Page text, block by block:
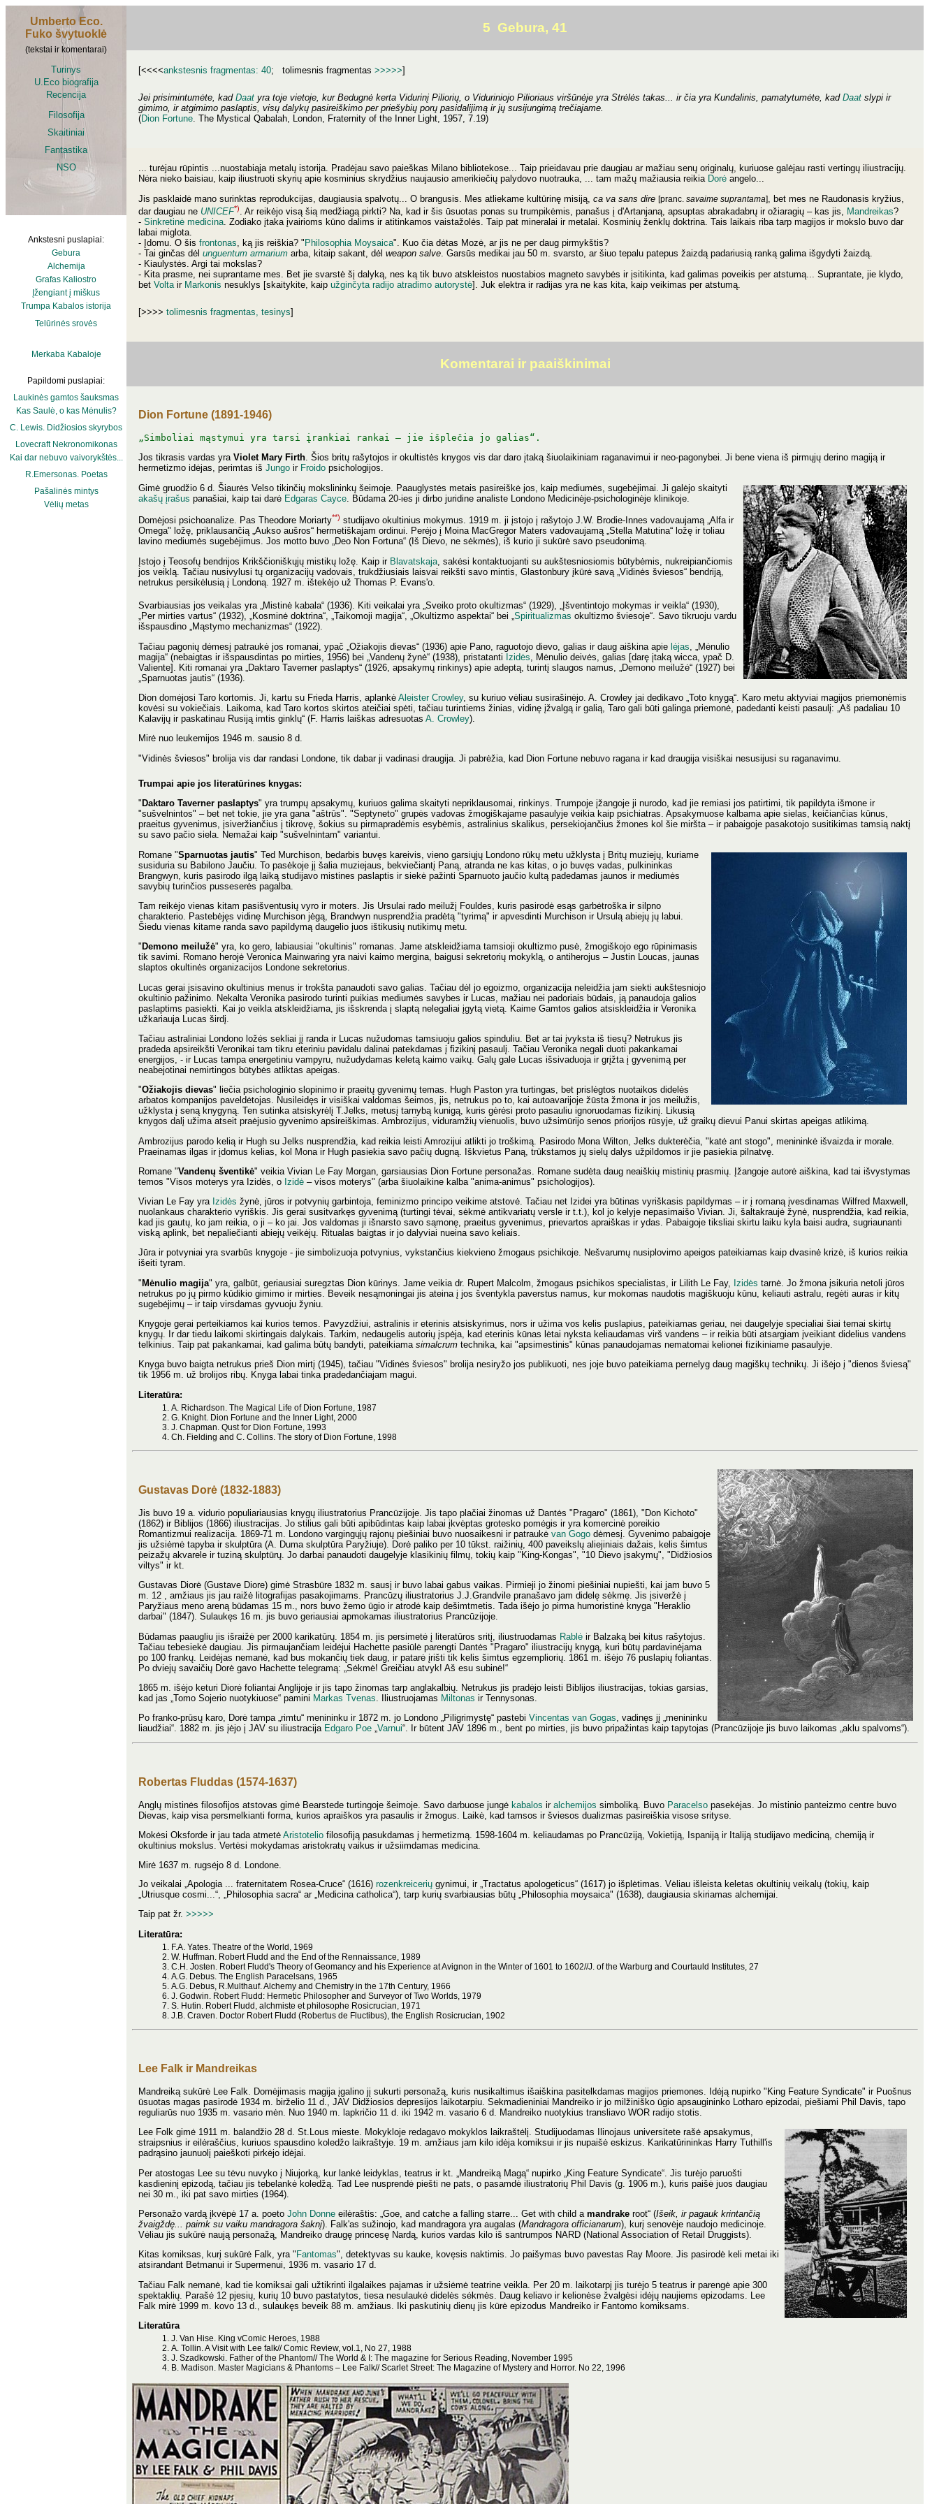
Umberto Eco.
Fuko švytuoklė
(tekstai ir komentarai)
Turinys
U.Eco biografija
Recencija
Filosofija
Skaitiniai
Fantastika
NSO
Ankstesni puslapiai:
Gebura
Alchemija
Grafas Kaliostro
Įžengiant į miškus
Trumpa Kabalos istorija
Telūrinės srovės
Merkaba Kabaloje
Papildomi puslapiai:
Laukinės gamtos šauksmas
Kas Saulė, o kas Mėnulis?
C. Lewis. Didžiosios skyrybos
Lovecraft Nekronomikonas
Kai dar nebuvo vaivorykštės...
R.Emersonas. Poetas
Pašalinės mintys
Vėlių metas
5 Gebura, 41
[<<<<ankstesnis fragmentas: 40; tolimesnis fragmentas >>>>>]
Jei prisimintumėte, kad Daat yra toje vietoje, kur Bedugnė kerta Vidurinį Piliorių, o Viduriniojo Pilioriaus viršūnėje yra Strėlės takas... ir čia yra Kundalinis, pamatytumėte, kad Daat slypi ir
gimimo, ir atgimimo paslaptis, visų dalykų pasireiškimo per priešybių porų pasidalijimą ir jų susijungimą trečiajame.
(Dion Fortune. The Mystical Qabalah, London, Fraternity of the Inner Light, 1957, 7.19)
... turėjau rūpintis ...nuostabiąja metalų istorija. Pradėjau savo paieškas Milano bibliotekose... Taip prieidavau prie daugiau ar mažiau senų originalų, kuriuose galėjau rasti vertingų iliustracijų.
Nėra nieko baisiau, kaip iliustruoti skyrių apie kosminius skrydžius naujausio amerikiečių palydovo nuotrauka, ... tam mažų mažiausia reikia Dorė angelo...
Jis pasklaidė mano surinktas reprodukcijas, daugiausia spalvotų... O brangusis. Mes atliekame kultūrinę misiją, ca va sans dire [pranc. savaime suprantama] , bet mes ne Raudonasis kryžius,
dar daugiau ne UNICEF*) . Ar reikėjo visą šią medžiagą pirkti? Na, kad ir šis ūsuotas ponas su trumpikėmis, panašus į d'Artanjaną, apsuptas abrakadabrų ir ožiaragių – kas jis, Mandreikas?
- Sinkretinė medicina . Zodiako įtaka įvairioms kūno dalims ir atitinkamos vaistažolės. Taip pat mineralai ir metalai. Kosminių ženklų doktrina. Tais laikais riba tarp magijos ir mokslo buvo dar
labai miglota.
- Įdomu. O šis frontonas , ką jis reiškia? " Philosophia Moysaica". Kuo čia dėtas Mozė, ar jis ne per daug pirmykštis?
- Tai ginčas dėl unguentum armarium arba, kitaip sakant, dėl weapon salve . Garsūs medikai jau 50 m. svarsto, ar šiuo tepalu patepus žaizdą padariusią ranką galima išgydyti žaizdą.
- Kiaulystės. Argi tai mokslas?
- Kita prasme, nei suprantame mes. Bet jie svarstė šį dalyką, nes ką tik buvo atskleistos nuostabios magneto savybės ir įsitikinta, kad galimas poveikis per atstumą... Suprantate, jie klydo,
bet Volta ir Markonis nesuklys [skaitykite, kaip užginčyta radijo atradimo autorystė]. Juk elektra ir radijas yra ne kas kita, kaip veikimas per atstumą.
[>>>> tolimesnis fragmentas, tesinys]
Komentarai ir paaiškinimai
Dion Fortune (1891-1946)
„Simboliai mąstymui yra tarsi įrankiai rankai – jie išplečia jo galias“.
Jos tikrasis vardas yra Violet Mary Firth. Šios britų rašytojos ir okultistės knygos vis dar daro įtaką šiuolaikiniam raganavimui ir neo-pagonybei. Ji bene viena iš pirmųjų derino magiją ir
hermetizmo idėjas, perimtas iš Jungo ir Froido psichologijos.
Gimė gruodžio 6 d. Šiaurės Velso tikinčių mokslininkų šeimoje. Paauglystės metais pasireiškė jos, kaip mediumės, sugebėjimai. Ji galėjo skaityti
akašų įrašus panašiai, kaip tai darė Edgaras Cayce . Būdama 20-ies ji dirbo juridine analiste Londono Medicinėje-psichologinėje klinikoje.
Domėjosi psichoanalize. Pas Theodore Moriarty**) studijavo okultinius mokymus. 1919 m. ji įstojo į rašytojo J.W. Brodie-Innes vadovaujamą „Alfa ir
Omega" ložę, priklausančią „Aukso aušros“ hermetiškajam ordinui. Perėjo į Moina MacGregor Maters vadovaujamą „Stella Matutina“ ložę ir toliau
lavino mediumės sugebėjimus. Jos motto buvo „Deo Non Fortuna“ (Iš Dievo, ne sėkmės), iš kurio ji sukūrė savo pseudonimą.
Įstojo į Teosofų bendrijos Krikščioniškųjų mistikų ložę. Kaip ir Blavatskaja , sakėsi kontaktuojanti su aukštesniosiomis būtybėmis, nukreipiančiomis
jos veiklą. Tačiau nusivylusi tų organizacijų vadovais, trukdžiusiais laisvai reikšti savo mintis, Glastonbury įkūrė savą „Vidinės šviesos“ bendriją,
netrukus persikėlusią į Londoną. 1927 m. ištekėjo už Thomas P. Evans'o.
Svarbiausias jos veikalas yra „Mistinė kabala“ (1936). Kiti veikalai yra „Sveiko proto okultizmas“ (1929), „Įšventintojo mokymas ir veikla“ (1930),
„Per mirties vartus“ (1932), „Kosminė doktrina“, „Taikomoji magija“, „Okultizmo aspektai“ bei „Spiritualizmas okultizmo šviesoje“. Savo tikruoju vardu
išspausdino „Mąstymo mechanizmas“ (1922).
Tačiau pagonių dėmesį patraukė jos romanai, ypač „Ožiakojis dievas“ (1936) apie Pano, raguotojo dievo, galias ir daug aiškina apie lėjas , „Mėnulio
magija“ (nebaigtas ir išspausdintas po mirties, 1956) bei „Vandenų žynė“ (1938), pristatanti Izidės , Mėnulio deivės, galias [darę įtaką wicca, ypač D.
Valiente]. Kiti romanai yra „Daktaro Taverner paslaptys“ (1926, apsakymų rinkinys) apie adeptą, turintį slaugos namus, „Demono meilužė“ (1927) bei
„Sparnuotas jautis“ (1936).
Dion domėjosi Taro kortomis. Ji, kartu su Frieda Harris, aplankė Aleister Crowley, su kuriuo vėliau susirašinėjo. A. Crowley jai dedikavo „Toto knygą“. Karo metu aktyviai magijos priemonėmis
kovėsi su vokiečiais. Laikoma, kad Taro kortos skirtos ateičiai spėti, tačiau turintiems žinias, vidinę įžvalgą ir galią, Taro gali būti galinga priemonė, padedanti keisti pasaulį: „Aš padaliau 10
Kalavijų ir paskatinau Rusiją imtis ginklų“ (F. Harris laiškas adresuotas A. Crowley).
Mirė nuo leukemijos 1946 m. sausio 8 d.
"Vidinės šviesos" brolija vis dar randasi Londone, tik dabar ji vadinasi draugija. Ji pabrėžia, kad Dion Fortune nebuvo ragana ir kad draugija visiškai nesusijusi su raganavimu.
Trumpai apie jos literatūrines knygas:
" Daktaro Taverner paslaptys" yra trumpų apsakymų, kuriuos galima skaityti nepriklausomai, rinkinys. Trumpoje įžangoje ji nurodo, kad jie remiasi jos patirtimi, tik papildyta išmone ir
"sušvelnintos" – bet net tokie, jie yra gana "aštrūs". "Septyneto" grupės vadovas žmogiškajame pasaulyje veikia kaip psichiatras. Apsakymuose kalbama apie sielas, keičiančias kūnus,
praeitus gyvenimus, įsiveržiančius į tikrovę, šokius su pirmapradėmis esybėmis, astralinius skalikus, persekiojančius žmones kol šie miršta – ir pabaigoje pasakotojo susitikimas tamsią naktį
su savo pačio siela. Nemažai kaip "sušvelnintam" variantui.
Romane "Sparnuotas jautis" Ted Murchison, bedarbis buvęs kareivis, vieno garsiųjų Londono rūkų metu užklysta į Britų muziejų, kuriame
susiduria su Babilono Jaučiu. To pasėkoje jį šalia muziejaus, bekviečiantį Paną, atranda ne kas kitas, o jo buvęs vadas, pulkininkas
Brangwyn, kuris pasirodo ilgą laiką studijavo mistines paslaptis ir siekė pažinti Sparnuoto jaučio kultą padedamas jaunos ir mediumės
savybių turinčios pusseserės pagalba.
Tam reikėjo vienas kitam pasišventusių vyro ir moters. Jis Ursulai rado meilužį Fouldes, kuris pasirodė esąs garbėtroška ir silpno
charakterio. Pastebėjęs vidinę Murchison jėgą, Brandwyn nusprendžia pradėtą "tyrimą" ir apvesdinti Murchison ir Ursulą abiejų jų labui.
Šiedu vienas kitame randa savo papildymą daugelio juos ištikusių nutikimų metu.
" Demono meilužė" yra, ko gero, labiausiai "okultinis" romanas. Jame atskleidžiama tamsioji okultizmo pusė, žmogiškojo ego rūpinimasis
tik savimi. Romano herojė Veronica Mainwaring yra naivi kaimo mergina, baigusi sekretorių mokyklą, o antiherojus – Justin Loucas, jaunas
slaptos okultinės organizacijos Londone sekretorius.
Lucas gerai įsisavino okultinius menus ir trokšta panaudoti savo galias. Tačiau dėl jo egoizmo, organizacija neleidžia jam siekti aukštesniojo
okultinio pažinimo. Nekalta Veronika pasirodo turinti puikias mediumės savybes ir Lucas, mažiau nei padoriais būdais, ją panaudoja galios
paslaptims pasiekti. Kai jo veikla atskleidžiama, jis išskrenda į slaptą nelegaliai įgytą vietą. Kaime Gamtos galios atsiskleidžia ir Veronika
užkariauja Lucas širdį.
Tačiau astraliniai Londono ložės sekliai jį randa ir Lucas nužudomas tamsiuoju galios spinduliu. Bet ar tai įvyksta iš tiesų? Netrukus jis
pradeda apsireikšti Veronikai tam tikru eteriniu pavidalu dalinai patekdamas į fizikinį pasaulį. Tačiau Veronika negali duoti pakankamai
energijos, - ir Lucas tampa energetiniu vampyru, nužudydamas keletą kaimo vaikų. Galų gale Lucas išsivaduoja ir grįžta į gyvenimą per
neabejotinai nemirtingos būtybės atliktas apeigas.
"Ožiakojis dievas" liečia psichologinio slopinimo ir praeitų gyvenimų temas. Hugh Paston yra turtingas, bet prislėgtos nuotaikos didelės
arbatos kompanijos paveldėtojas. Nusileidęs ir visiškai valdomas šeimos, jis, netrukus po to, kai autoavarijoje žūsta žmona ir jos meilužis,
užklysta į seną knygyną. Ten sutinka atsiskyrėlį T.Jelks, metusį tarnybą kunigą, kuris gėrėsi proto pasauliu ignoruodamas fizikinį. Likusią
knygos dalį užima atseit praėjusio gyvenimo apsireiškimas. Ambrozijus, viduramžių vienuolis, buvo užsimūrijo senos priorijos rūsyje, už graikų dievui Panui skirtas apeigas atlikimą.
Ambrozijus parodo kelią ir Hugh su Jelks nusprendžia, kad reikia leisti Amrozijui atlikti jo troškimą. Pasirodo Mona Wilton, Jelks dukterėčia, "katė ant stogo", menininkė išvaizda ir morale.
Praeinamas ilgas ir įdomus kelias, kol Mona ir Hugh pasiekia savo pačių dugną. Iškvietus Paną, trūkstamos jų sielų dalys užpildomos ir jie pasiekia pilnatvę.
Romane "Vandenų šventikė" veikia Vivian Le Fay Morgan, garsiausias Dion Fortune personažas. Romane sudėta daug neaiškių mistinių prasmių. Įžangoje autorė aiškina, kad tai išvystymas
temos "Visos moterys yra Izidės, o Izidė – visos moterys" (arba šiuolaikine kalba "anima-animus" psichologijos).
Vivian Le Fay yra Izidės žynė, jūros ir potvynių garbintoja, feminizmo principo veikime atstovė. Tačiau net Izidei yra būtinas vyriškasis papildymas – ir į romaną įvesdinamas Wilfred Maxwell,
nuolankaus charakterio vyriškis. Jis gerai susitvarkęs gyvenimą (turtingi tėvai, sėkmė antikvariatų versle ir t.t.), kol jo kelyje nepasimaišo Vivian. Ji, šaltakraujė žynė, nusprendžia, kad reikia,
kad jis gautų, ko jam reikia, o ji – ko jai. Jos valdomas ji išnarsto savo sąmonę, praeitus gyvenimus, prievartos apraiškas ir ydas. Pabaigoje tiksliai skirtu laiku kyla baisi audra, sugriaunanti
viską aplink, bet nepaliečianti abiejų veikėjų. Ritualas baigtas ir jo dalyviai nueina savo keliais.
Jūra ir potvyniai yra svarbūs knygoje - jie simbolizuoja potvynius, vykstančius kiekvieno žmogaus psichikoje. Nešvarumų nusiplovimo apeigos pateikiamas kaip dvasinė krizė, iš kurios reikia
išeiti tyram.
" Mėnulio magija" yra, galbūt, geriausiai suregztas Dion kūrinys. Jame veikia dr. Rupert Malcolm, žmogaus psichikos specialistas, ir Lilith Le Fay, Izidės tarnė. Jo žmona įsikuria netoli jūros
netrukus po jų pirmo kūdikio gimimo ir mirties. Beveik nesąmoningai jis ateina į jos šventykla paverstus namus, kur mokomas naudotis magiškuoju kūnu, keliauti astralu, regėti auras ir kitų
sugebėjimų – ir taip virsdamas gyvuoju žyniu.
Knygoje gerai perteikiamos kai kurios temos. Pavyzdžiui, astralinis ir eterinis atsiskyrimus, nors ir užima vos kelis puslapius, pateikiamas geriau, nei daugelyje specialiai šiai temai skirtų
knygų. Ir dar tiedu laikomi skirtingais dalykais. Tarkim, nedaugelis autorių įspėja, kad eterinis kūnas lėtai nyksta keliaudamas virš vandens – ir reikia būti atsargiam įveikiant didelius vandens
telkinius. Taip pat pakankamai, kad galima būtų bandyti, pateikiama simalcrum technika, kai "apsimestinis" kūnas panaudojamas nematomai kelionei fizikiniame pasaulyje.
Knyga buvo baigta netrukus prieš Dion mirtį (1945), tačiau "Vidinės šviesos" brolija nesiryžo jos publikuoti, nes joje buvo pateikiama pernelyg daug magiškų technikų. Ji išėjo į "dienos šviesą"
tik 1956 m. už brolijos ribų. Knyga labai tinka pradedančiajam magui.
Literatūra:
A. Richardson. The Magical Life of Dion Fortune, 1987
G. Knight. Dion Fortune and the Inner Light, 2000
J. Chapman. Qust for Dion Fortune, 1993
Ch. Fielding and C. Collins. The story of Dion Fortune, 1998
Gustavas Dorė (1832-1883)
Jis buvo 19 a. vidurio populiariausias knygų iliustratorius Prancūzijoje. Jis tapo plačiai žinomas už Dantės "Pragaro" (1861), "Don Kichoto"
(1862) ir Biblijos (1866) iliustracijas. Jo stilius gali būti apibūdintas kaip labai įkvėptas grotesko pomėgis ir yra komercinė poreikio
Romantizmui realizacija. 1869-71 m. Londono vargingųjų rajonų piešiniai buvo nuosaikesni ir patraukė van Gogo dėmesį. Gyvenimo pabaigoje
jis užsiėmė tapyba ir skulptūra (A. Duma skulptūra Paryžiuje). Dorė paliko per 10 tūkst. raižinių, 400 paveikslų aliejiniais dažais, kelis šimtus
peizažų akvarele ir tuziną skulptūrų. Jo darbai panaudoti daugelyje klasikinių filmų, tokių kaip "King-Kongas", "10 Dievo įsakymų", "Didžiosios
viltys" ir kt.
Gustavas Diorė (Gustave Diore) gimė Strasbūre 1832 m. sausį ir buvo labai gabus vaikas. Pirmieji jo žinomi piešiniai nupiešti, kai jam buvo 5
m. 12 , amžiaus jis jau raižė litografijas pasakojimams. Prancūzų iliustratorius J.J.Grandvile pranašavo jam didelę sėkmę. Jis įsiveržė į
Paryžiaus meno areną būdamas 15 m., nors buvo žemo ūgio ir atrodė kaip dešimtmetis. Tada išėjo jo pirma humoristinė knyga "Heraklio
darbai" (1847). Sulaukęs 16 m. jis buvo geriausiai apmokamas iliustratorius Prancūzijoje.
Būdamas paaugliu jis išraižė per 2000 karikatūrų. 1854 m. jis persimetė į literatūros sritį, iliustruodamas Rablė ir Balzaką bei kitus rašytojus.
Tačiau tebesiekė daugiau. Jis pirmaujančiam leidėjui Hachette pasiūlė parengti Dantės "Pragaro" iliustracijų knygą, kuri būtų pardavinėjama
po 100 frankų. Leidėjas nemanė, kad bus mokančių tiek daug, ir patarė įrišti tik kelis šimtus egzempliorių. 1861 m. išėjo 76 puslapių foliantas.
Po dviejų savaičių Dorė gavo Hachette telegramą: „Sėkmė! Greičiau atvyk! Aš esu subinė!“
1865 m. išėjo keturi Diorė foliantai Anglijoje ir jis tapo žinomas tarp anglakalbių. Netrukus jis pradėjo leisti Biblijos iliustracijas, tokias garsias,
kad jas „Tomo Sojerio nuotykiuose“ pamini Markas Tvenas . Iliustruojamas Miltonas ir Tennysonas.
Po franko-prūsų karo, Dorė tampa „rimtu“ menininku ir 1872 m. jo Londono „Piligrimystę“ pastebi Vincentas van Gogas, vadinęs jį „menininku
liaudžiai“. 1882 m. jis įėjo į JAV su iliustracija Edgaro Poe „Varnui“. Ir būtent JAV 1896 m., bent po mirties, jis buvo pripažintas kaip tapytojas (Prancūzijoje jis buvo laikomas „aklu spalvoms“).
Robertas Fluddas (1574-1637)
Anglų mistinės filosofijos atstovas gimė Bearstede turtingoje šeimoje. Savo darbuose jungė kabalos ir alchemijos simboliką. Buvo Paracelso pasekėjas. Jo mistinio panteizmo centre buvo
Dievas, kaip visa persmelkianti forma, kurios apraiškos yra pasaulis ir žmogus. Laikė, kad tamsos ir šviesos dualizmas pasireiškia visose srityse.
Mokėsi Oksforde ir jau tada atmetė Aristotelio filosofiją pasukdamas į hermetizmą. 1598-1604 m. keliaudamas po Prancūziją, Vokietiją, Ispaniją ir Italiją studijavo mediciną, chemiją ir
okultinius mokslus. Vertėsi mokydamas aristokratų vaikus ir užsiimdamas medicina.
Mirė 1637 m. rugsėjo 8 d. Londone.
Jo veikalai „Apologia ... fraternitatem Rosea-Cruce“ (1616) rozenkreicerių gynimui, ir „Tractatus apologeticus“ (1617) jo išplėtimas. Vėliau išleista keletas okultinių veikalų (tokių, kaip
„Utriusque cosmi...“, „Philosophia sacra“ ar „Medicina catholica“), tarp kurių svarbiausias būtų „Philosophia moysaica" (1638), daugiausia skiriamas alchemijai.
Taip pat žr. >>>>>
Literatūra:
F.A. Yates. Theatre of the World, 1969
W. Huffman. Robert Fludd and the End of the Rennaissance, 1989
C.H. Josten. Robert Fludd's Theory of Geomancy and his Experience at Avignon in the Winter of 1601 to 1602//J. of the Warburg and Courtauld Institutes, 27
A.G. Debus. The English Paracelsans, 1965
A.G. Debus, R.Multhauf. Alchemy and Chemistry in the 17th Century, 1966
J. Godwin. Robert Fludd: Hermetic Philosopher and Surveyor of Two Worlds, 1979
S. Hutin. Robert Fludd, alchmiste et philosophe Rosicrucian, 1971
J.B. Craven. Doctor Robert Fludd (Robertus de Fluctibus), the English Rosicrucian, 1902
Lee Falk ir Mandreikas
Mandreiką sukūrė Lee Falk. Domėjimasis magija įgalino jį sukurti personažą, kuris nusikaltimus išaiškina pasitelkdamas magijos priemones. Idėją nupirko "King Feature Syndicate" ir Puošnus
ūsuotas magas pasirodė 1934 m. birželio 11 d., JAV Didžiosios depresijos laikotarpiu. Sekmadieniniai Mandreiko ir jo milžiniško ūgio apsaugininko Lotharo epizodai, piešiami Phil Davis, tapo
reguliarūs nuo 1935 m. vasario mėn. Nuo 1940 m. lapkričio 11 d. iki 1942 m. vasario 6 d. Mandreiko nuotykius transliavo WOR radijo stotis.
Lee Folk gimė 1911 m. balandžio 28 d. St.Lous mieste. Mokykloje redagavo mokyklos laikraštėlį. Studijuodamas Ilinojaus universitete rašė apsakymus,
straipsnius ir eilėraščius, kuriuos spausdino koledžo laikraštyje. 19 m. amžiaus jam kilo idėja komiksui ir jis nupaišė eskizus. Karikatūrininkas Harry Tuthill'is
padrąsino jaunuolį paieškoti pirkėjo idėjai.
Per atostogas Lee su tėvu nuvyko į Niujorką, kur lankė leidyklas, teatrus ir kt. „Mandreiką Magą“ nupirko „King Feature Syndicate“. Jis turėjo paruošti
kasdieninį epizodą, tačiau jis tebelankė koledžą. Tad Lee nusprendė piešti ne pats, o pasamdė iliustratorių Phil Davis (g. 1906 m.), kuris paišė juos daugiau
nei 30 m., iki pat savo mirties (1964).
Personažo vardą įkvėpė 17 a. poeto John Donne eilėraštis: „Goe, and catche a falling starre... Get with child a mandrake root“ (Išeik, ir pagauk krintančią
žvaigždę... paimk su vaiku mandragora šaknį). Falk'as sužinojo, kad mandragora yra augalas (Mandragora officianarum), kurį senovėje naudojo medicinoje.
Vėliau jis sukūrė naują personažą, Mandreiko draugę princesę Nardą, kurios vardas kilo iš santrumpos NARD (National Association of Retail Druggists).
Kitas komiksas, kurį sukūrė Falk, yra " Fantomas", detektyvas su kauke, kovęsis naktimis. Jo paišymas buvo pavestas Ray Moore. Jis pasirodė keli metai iki
atsirandant Betmanui ir Supermenui, 1936 m. vasario 17 d.
Tačiau Falk nemanė, kad tie komiksai gali užtikrinti ilgalaikes pajamas ir užsiėmė teatrine veikla. Per 20 m. laikotarpį jis turėjo 5 teatrus ir parengė apie 300
spektaklių. Parašė 12 pjesių, kurių 10 buvo pastatytos, tiesa nesulaukė didelės sėkmės. Daug keliavo ir kelionėse žvalgėsi idėjų naujiems epizodams. Lee
Falk mirė 1999 m. kovo 13 d., sulaukęs beveik 88 m. amžiaus. Iki paskutinių dienų jis kūrė epizodus Mandreiko ir Fantomo komiksams.
Literatūra
J. Van Hise. King vComic Heroes, 1988
A. Tollin. A Visit with Lee falk// Comic Review, vol.1, No 27, 1988
J. Szadkowski. Father of the Phantom// The World & I: The magazine for Serious Reading, November 1995
B. Madison. Master Magicians & Phantoms – Lee Falk// Scarlet Street: The Magazine of Mystery and Horror. No 22, 1996